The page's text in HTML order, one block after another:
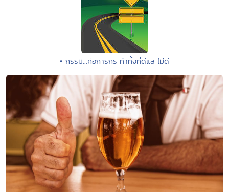
• กรรม...คือการกระทำทั้งที่ดีและไม่ดี